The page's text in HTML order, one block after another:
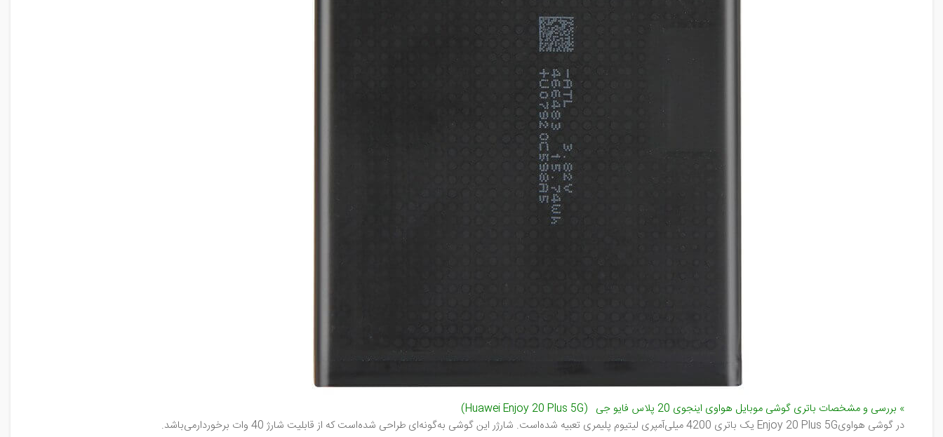
« بررسی و مشخصات باتری گوشی موبایل هواوی اینجوی 20 پلاس فایو جی ( Huawei Enjoy 20 Plus 5G
)
در گوشی هواویEnjoy 20 Plus 5G یک باتری 4200 میلی‌آمپری‌ لیتیوم‌ پلیمری تعبیه شده‌است. شارژر این گوشی به‌گونه‌ای طراحی شده‌است که از قابلیت شارژ 40 وات برخوردار‌می‌باشد.